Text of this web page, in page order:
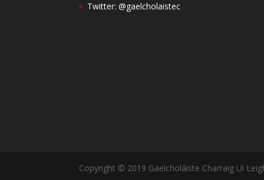
Twitter: @gaelcholaistec
Copyright © 2019 Gaelcholáiste Charraig Uí